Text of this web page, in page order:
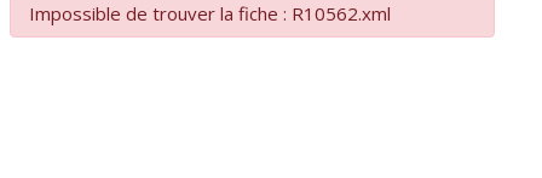
Impossible de trouver la fiche : R10562.xml